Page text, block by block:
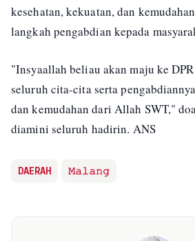
kesehatan, kekuatan, dan
langkah pengabdian kepada
"Insyaallah beliau akan maju ke
seluruh cita-cita serta
dan kemudahan dari Allah SWT,"
diamini seluruh hadirin. ANS
DAERAH 𝙼𝚊𝚕𝚊𝚗𝚐